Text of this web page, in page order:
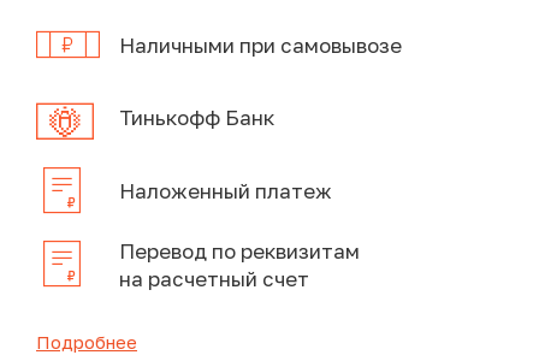
Наличными при самовывозе
Тинькофф Банк
Наложенный платеж
Перевод по реквизитам
на расчетный счет
Подробнее